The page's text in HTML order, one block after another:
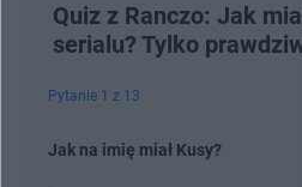
Quiz z Ranczo: Jak
serialu? Tylko
Pytanie 1 z 13
Jak na imię miał Kusy?